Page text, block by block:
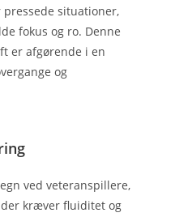
situationer,
fokus og ro. Denne
er afgørende i en
og
ved veteranspillere,
kræver fluiditet og